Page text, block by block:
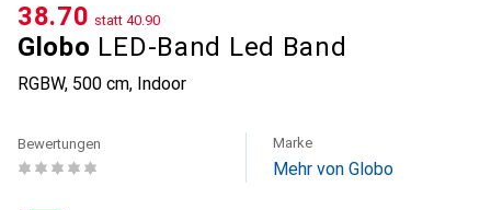
Globo LED-Band Led Band
RGBW, 500 cm, Indoor
CHF
38.70 statt CHF
40.90
Bewertungen Marke
Mehr von Globo